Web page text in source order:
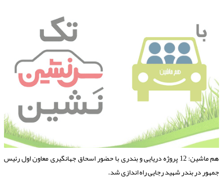
هم ماشین: 12 پروژه دریایی و بندری با حضور اسحاق جهانگیری معاون اول رئیس
در بندر شهید رجایی راه اندازی شد.